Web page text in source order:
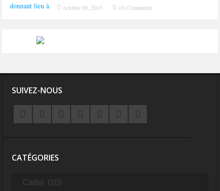
octobre 08, 2015 (0) Comments
SUIVEZ-NOUS
CATÉGORIES